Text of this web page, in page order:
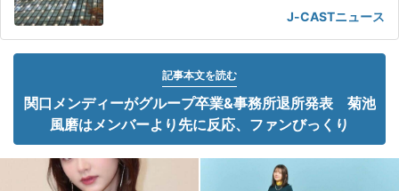
J-CASTニュース
記事本文を読む
関口メンディーがグループ卒業&事務所退所発表 菊池
風磨はメンバーより先に反応、ファンびっくり